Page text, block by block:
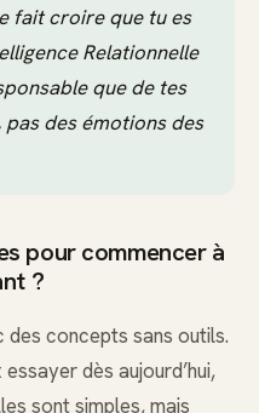
fait croire que tu es
Relationnelle
que de tes
des émotions des
pour commencer à
?
concepts sans outils.
dès aujourd’hui,
sont simples, mais